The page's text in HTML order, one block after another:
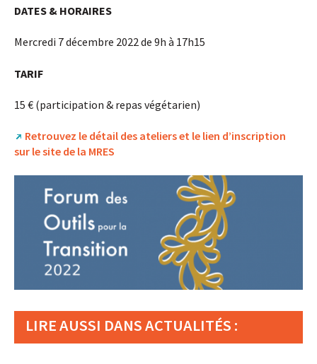
DATES & HORAIRES
Mercredi 7 décembre 2022 de 9h à 17h15
TARIF
15 € (participation & repas végétarien)
Retrouvez le détail des ateliers et le lien d’inscription
sur le site de la MRES
LIRE AUSSI DANS ACTUALITÉS :